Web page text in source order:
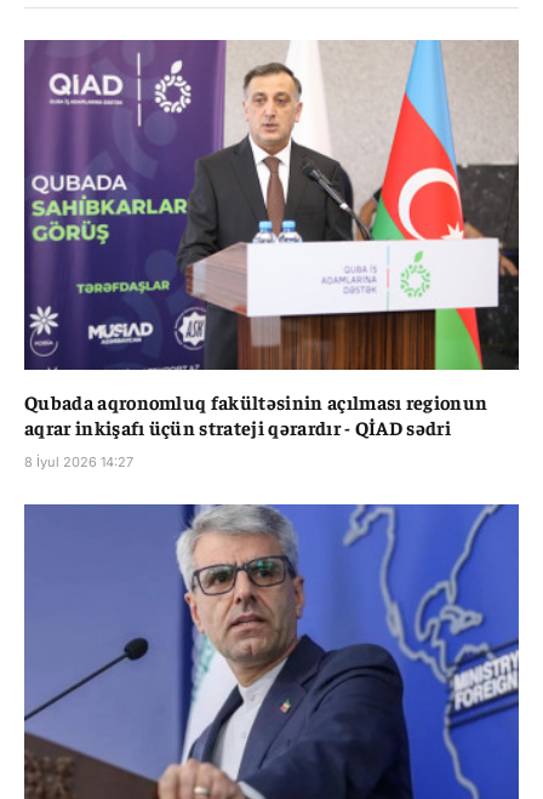
Qubada aqronomluq fakültəsinin açılması regionun
aqrar inkişafı üçün strateji qərardır - QİAD sədri
8 İyul 2026 14:27